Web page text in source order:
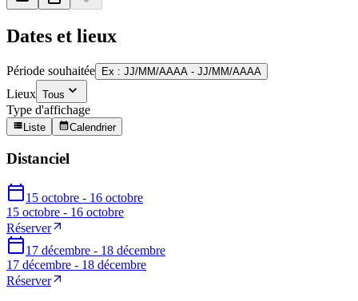
Dates et lieux
Période souhaitée Ex : JJ/MM/AAAA - JJ/MM/AAAA
Lieux Tous
Type d'affichage
Liste Calendrier
Distanciel
15 octobre - 16 octobre
15 octobre - 16 octobre
Réserver
17 décembre - 18 décembre
17 décembre - 18 décembre
Réserver